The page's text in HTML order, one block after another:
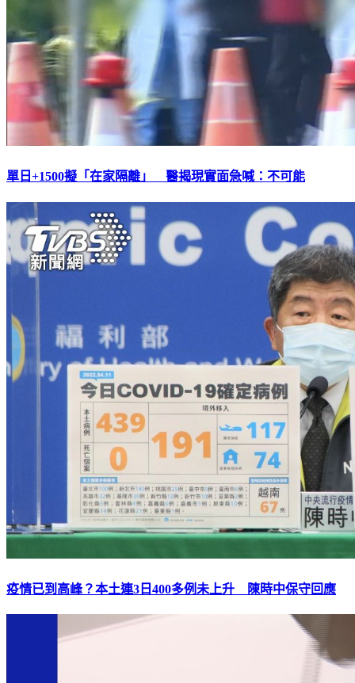
單日+1500擬「在家隔離」 醫揭現實面急喊：不可能
疫情已到高峰？本土連3日400多例未上升 陳時中保守回應